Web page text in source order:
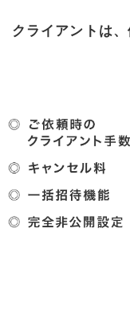
クライアントは